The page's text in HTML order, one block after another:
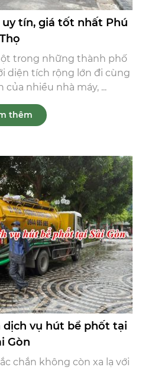
tín, giá tốt nhất Phú
Thọ
trong những thành phố
diện tích rộng lớn đi cùng
nhiều nhà máy, ...
thêm
dịch vụ hút bể phốt tại
Gòn
chắn không còn xa lạ với